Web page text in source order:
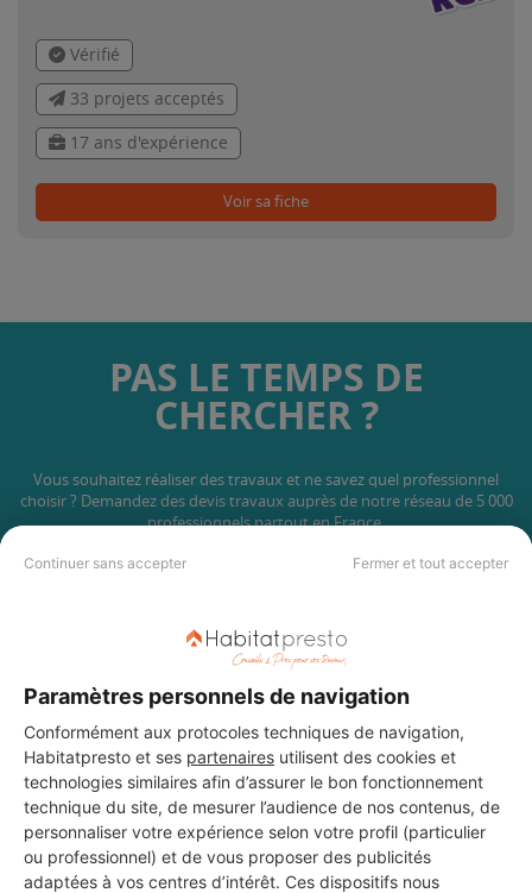
Continuer sans accepter Fermer et tout accepter
Paramètres personnels de navigation
Conformément aux protocoles techniques de navigation,
Habitatpresto et ses partenaires utilisent des cookies et
technologies similaires afin d’assurer le bon fonctionnement
technique du site, de mesurer l’audience de nos contenus, de
personnaliser votre expérience selon votre profil (particulier
ou professionnel) et de vous proposer des publicités
adaptées à vos centres d’intérêt. Ces dispositifs nous
Vérifié
33 projets acceptés
17 ans d'expérience
Voir sa fiche
PAS LE TEMPS DE
CHERCHER ?
Vous souhaitez réaliser des travaux et ne savez quel professionnel
choisir ? Demandez des devis travaux auprès de notre réseau de 5 000
professionnels partout en France.
DEMANDER UN DEVIS
Les 2 autres Menuisiers pour
vos travaux à Trégunc